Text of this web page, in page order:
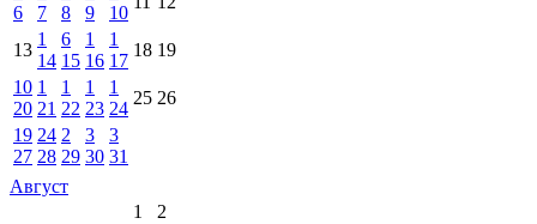
6
7
8
9
10
13
1
14
6
15
1
16
1
17
18 19
10
20
1
21
1
22
1
23
1
24
25 26
19
27
24
28
2
29
3
30
3
31
Август
1
2